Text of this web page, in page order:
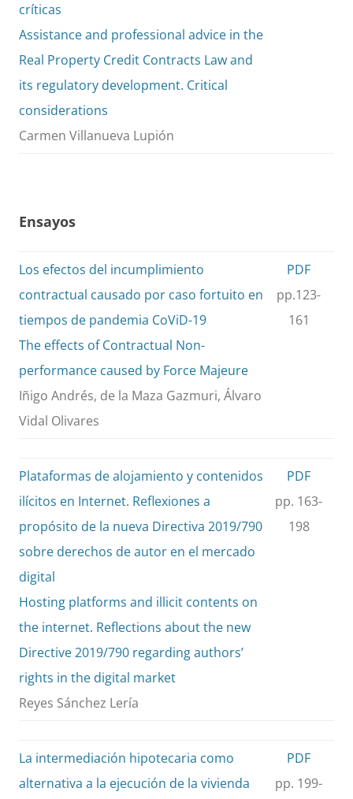
críticas
Assistance and professional advice in the
Real Property Credit Contracts Law and
its regulatory development. Critical
considerations
Carmen Villanueva Lupión
Ensayos
Los efectos del incumplimiento
contractual causado por caso fortuito en
tiempos de pandemia CoViD-19
The effects of Contractual Non-
performance caused by Force Majeure
Iñigo Andrés, de la Maza Gazmuri, Álvaro
Vidal Olivares
PDF
pp.123-
161
Plataformas de alojamiento y contenidos
ilícitos en Internet. Reflexiones a
propósito de la nueva Directiva 2019/790
sobre derechos de autor en el mercado
digital
Hosting platforms and illicit contents on
the internet. Reflections about the new
Directive 2019/790 regarding authors’
rights in the digital market
Reyes Sánchez Lería
PDF
pp. 163-
198
La intermediación hipotecaria como
alternativa a la ejecución de la vivienda
PDF
pp. 199-